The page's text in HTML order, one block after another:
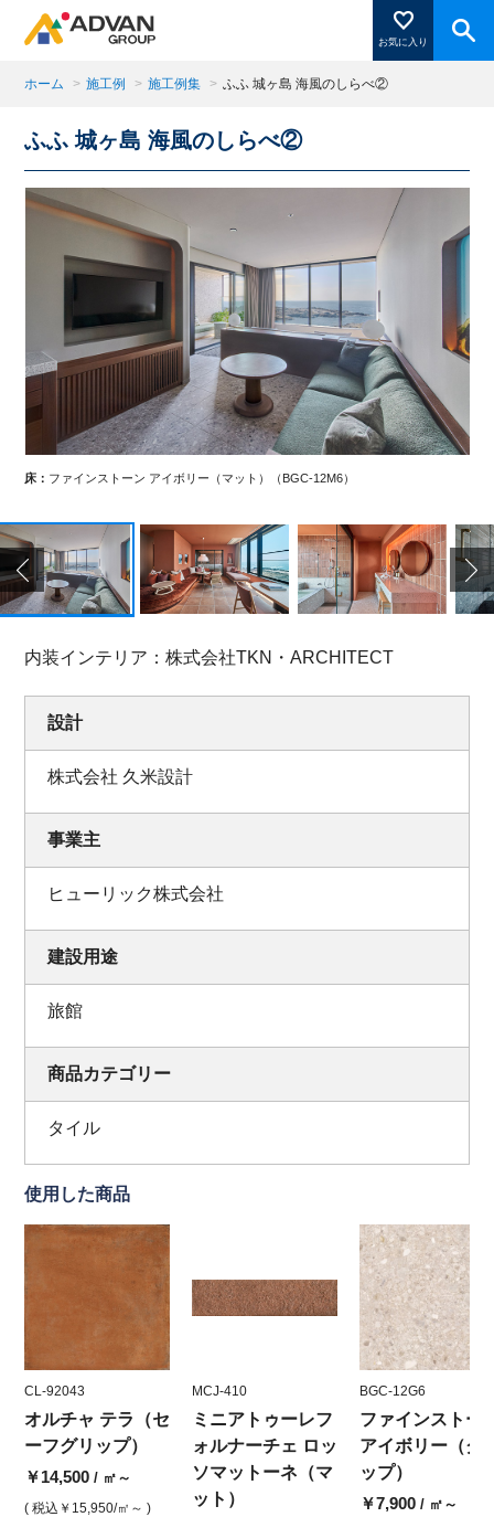
お気に入り
商品ページにある「お気に入り登録」を押すと登録した
商品がここに表示されます。
閉じる
ホーム > 施工例 > 施工例集 > ふふ 城ヶ島 海風のしらべ②
ふふ 城ヶ島 海風のしらべ②
床： ファインストーン アイボリー（マット）（BGC-12M6）
内装インテリア：株式会社TKN・ARCHITECT
設計
株式会社 久米設計
事業主
ヒューリック株式会社
建設用途
旅館
商品カテゴリー
タイル
使用した商品
CL-92043
オルチャ テラ（セ
ーフグリップ）
￥14,500/ ㎡～
( 税込 ￥15,950/㎡～ )
MCJ-410
ミニアトゥーレフ
ォルナーチェ ロッ
ソマットーネ（マ
ット）
BGC-12G6
ファインストー
アイボリー（グ
ップ）
￥7,900/ ㎡～